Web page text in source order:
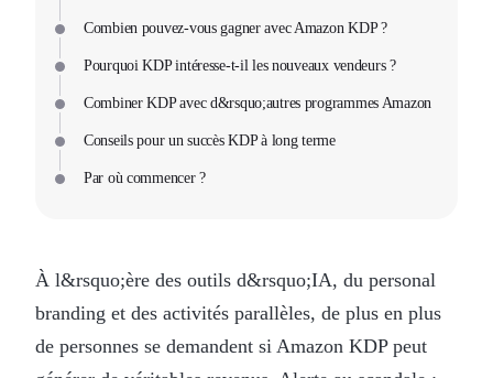
Combien pouvez-vous gagner avec Amazon KDP ?
Pourquoi KDP intéresse-t-il les nouveaux vendeurs ?
Combiner KDP avec d&rsquo;autres programmes Amazon
Conseils pour un succès KDP à long terme
Par où commencer ?
À l&rsquo;ère des outils d&rsquo;IA, du personal
branding et des activités parallèles, de plus en plus
de personnes se demandent si Amazon KDP peut